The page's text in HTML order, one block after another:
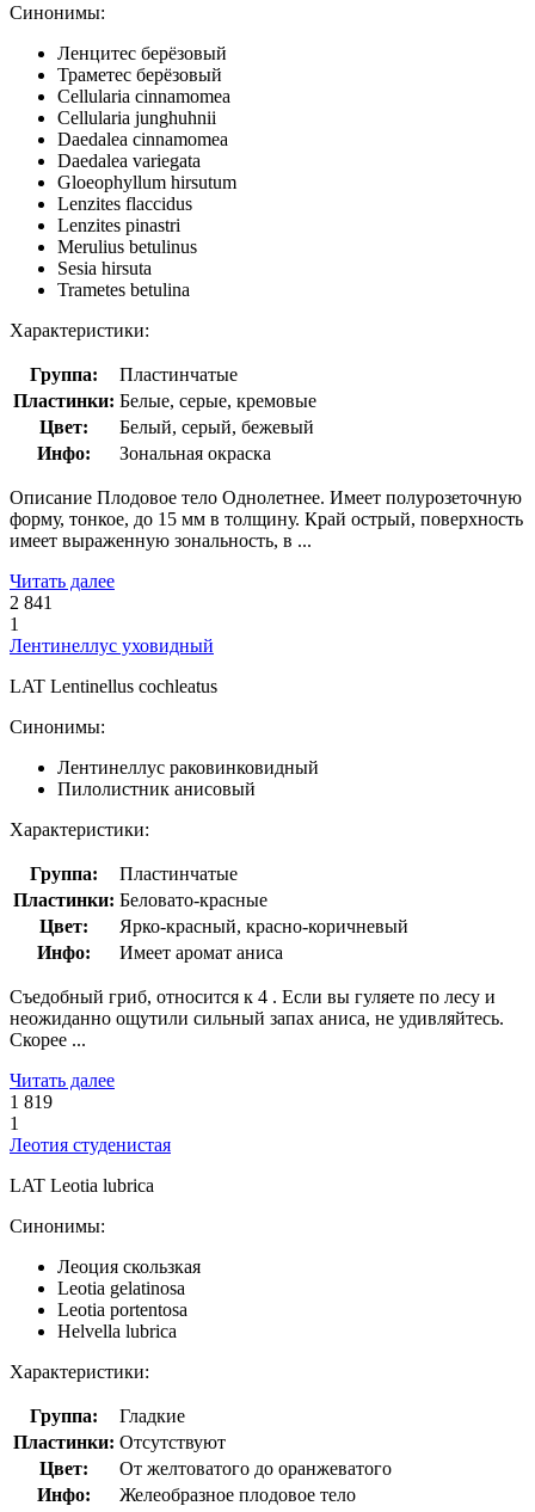
Синонимы:
Ленцитес берёзовый
Траметес берёзовый
Cellularia cinnamomea
Cellularia junghuhnii
Daedalea cinnamomea
Daedalea variegata
Gloeophyllum hirsutum
Lenzites flaccidus
Lenzites pinastri
Merulius betulinus
Sesia hirsuta
Trametes betulina
Характеристики:
Группа:
Пластинчатые
Пластинки: Белые, серые, кремовые
Цвет:
Белый, серый, бежевый
Инфо:
Зональная окраска
Описание Плодовое тело Однолетнее. Имеет полурозеточную
форму, тонкое, до 15 мм в толщину. Край острый, поверхность
имеет выраженную зональность, в ...
Читать далее
2 841
1
Лентинеллус уховидный
LAT Lentinellus cochleatus
Синонимы:
Лентинеллус раковинковидный
Пилолистник анисовый
Характеристики:
Группа:
Пластинчатые
Пластинки: Беловато-красные
Цвет:
Ярко-красный, красно-коричневый
Инфо:
Имеет аромат аниса
Съедобный гриб, относится к 4 . Если вы гуляете по лесу и
неожиданно ощутили сильный запах аниса, не удивляйтесь.
Скорее ...
Читать далее
1 819
1
Леотия студенистая
LAT Leotia lubrica
Синонимы:
Леоция скользкая
Leotia gelatinosa
Leotia portentosa
Helvella lubrica
Характеристики:
Группа:
Гладкие
Пластинки: Отсутствуют
Цвет:
От желтоватого до оранжеватого
Инфо:
Желеобразное плодовое тело